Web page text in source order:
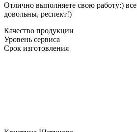
Отлично выполняете свою работу:) все
довольны, респект!)
Качество продукции
Уровень сервиса
Срок изготовления